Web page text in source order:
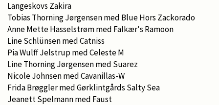
Langeskovs Zakira
Tobias Thorning Jørgensen med Blue Hors Zackorado
Anne Mette Hasselstrøm med Falkær's Ramoon
Line Schlünsen med Catniss
Pia Wulff Jelstrup med Celeste M
Line Thorning Jørgensen med Suarez
Nicole Johnsen med Cavanillas-W
Frida Brøggler med Gørklintgårds Salty Sea
Jeanett Spelmann med Faust